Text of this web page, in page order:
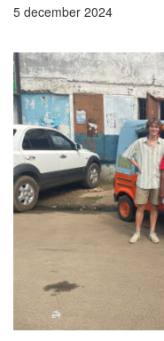
5 december 2024